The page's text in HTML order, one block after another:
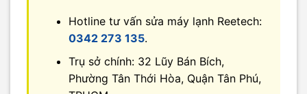
Hotline tư vấn sửa máy lạnh Reetech:
0342 273 135.
Trụ sở chính: 32 Lũy Bán Bích,
Phường Tân Thới Hòa, Quận Tân Phú,